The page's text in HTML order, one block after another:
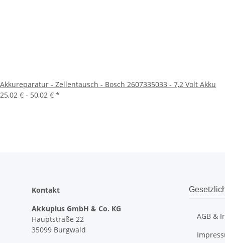
Akkureparatur - Zellentausch - Bosch 2607335033 - 7,2 Volt Akku
25,02 € - 50,02 € *
Kontakt
Akkuplus GmbH & Co. KG
Hauptstraße 22
35099 Burgwald
AGB &